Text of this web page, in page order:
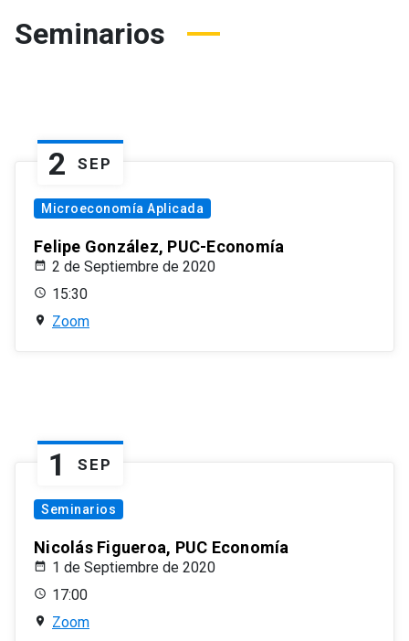
Seminarios
2 SEP
Microeconomía Aplicada
Felipe González, PUC-Economía
2 de Septiembre de 2020
15:30
Zoom
1 SEP
Seminarios
Nicolás Figueroa, PUC Economía
1 de Septiembre de 2020
17:00
Zoom